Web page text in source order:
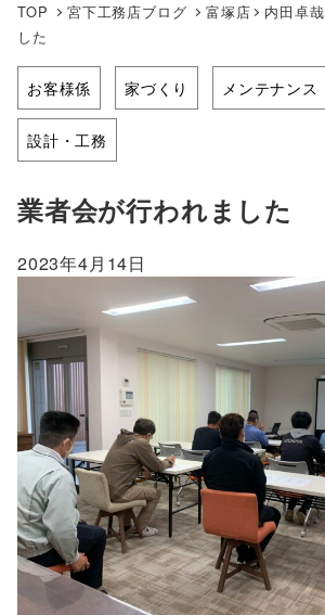
TOP 宮下工務店ブログ 富塚店 内田卓哉
した
お客様係 家づくり メンテナンス
設計・工務
業者会が行われました
2023年4月14日